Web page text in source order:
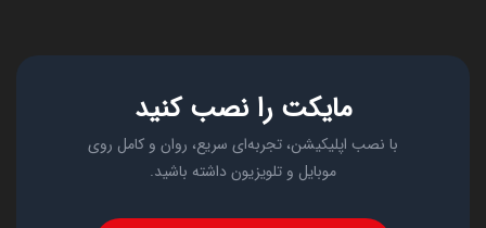
مایکت را نصب کنید
با نصب اپلیکیشن، تجربه‌ای سریع، روان و کامل روی
موبایل و تلویزیون داشته باشید.